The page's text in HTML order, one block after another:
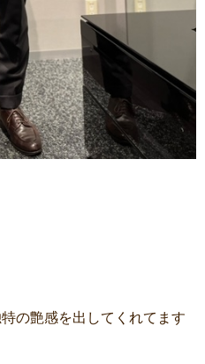
の艶感を出してくれてます